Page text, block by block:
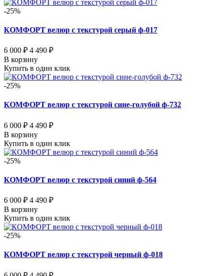
-25%
КОМФОРТ велюр с текстурой серый ф-017
6 000 ₽ 4 490 ₽
В корзину
Купить в один клик
-25%
КОМФОРТ велюр с текстурой сине-голубой ф-732
6 000 ₽ 4 490 ₽
В корзину
Купить в один клик
-25%
КОМФОРТ велюр с текстурой синий ф-564
6 000 ₽ 4 490 ₽
В корзину
Купить в один клик
-25%
КОМФОРТ велюр с текстурой черный ф-018